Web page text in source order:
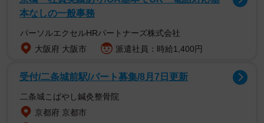
本なしの一般事務
パーソルエクセルHRパートナーズ株式会社
大阪府 大阪市
派遣社員：時給1,400円
受付/二条城前駅/パート募集/8月7日更新
二条城こばやし鍼灸整骨院
京都府 京都市